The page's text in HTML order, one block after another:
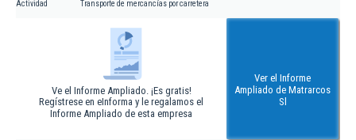
Actividad Transporte de mercancías por carretera
Ve el Informe Ampliado. ¡Es gratis!
Regístrese en eInforma y le regalamos el
Informe Ampliado de esta empresa
Ver el Informe
Ampliado de Matrarcos
Sl